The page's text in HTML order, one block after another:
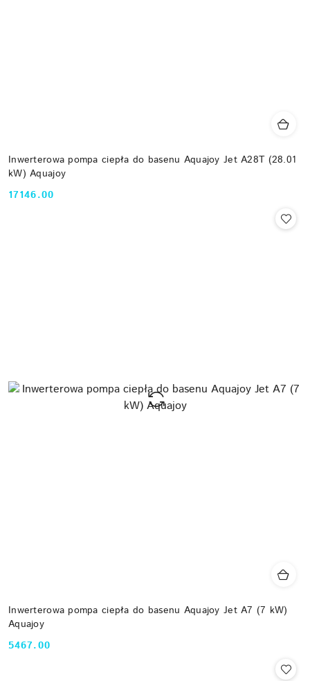
Inwerterowa pompa ciepła do basenu Aquajoy Jet A28T (28.01
kW) Aquajoy
Cena:
17146.00
Inwerterowa pompa ciepła do basenu Aquajoy Jet A7 (7 kW)
Aquajoy
Cena:
5467.00